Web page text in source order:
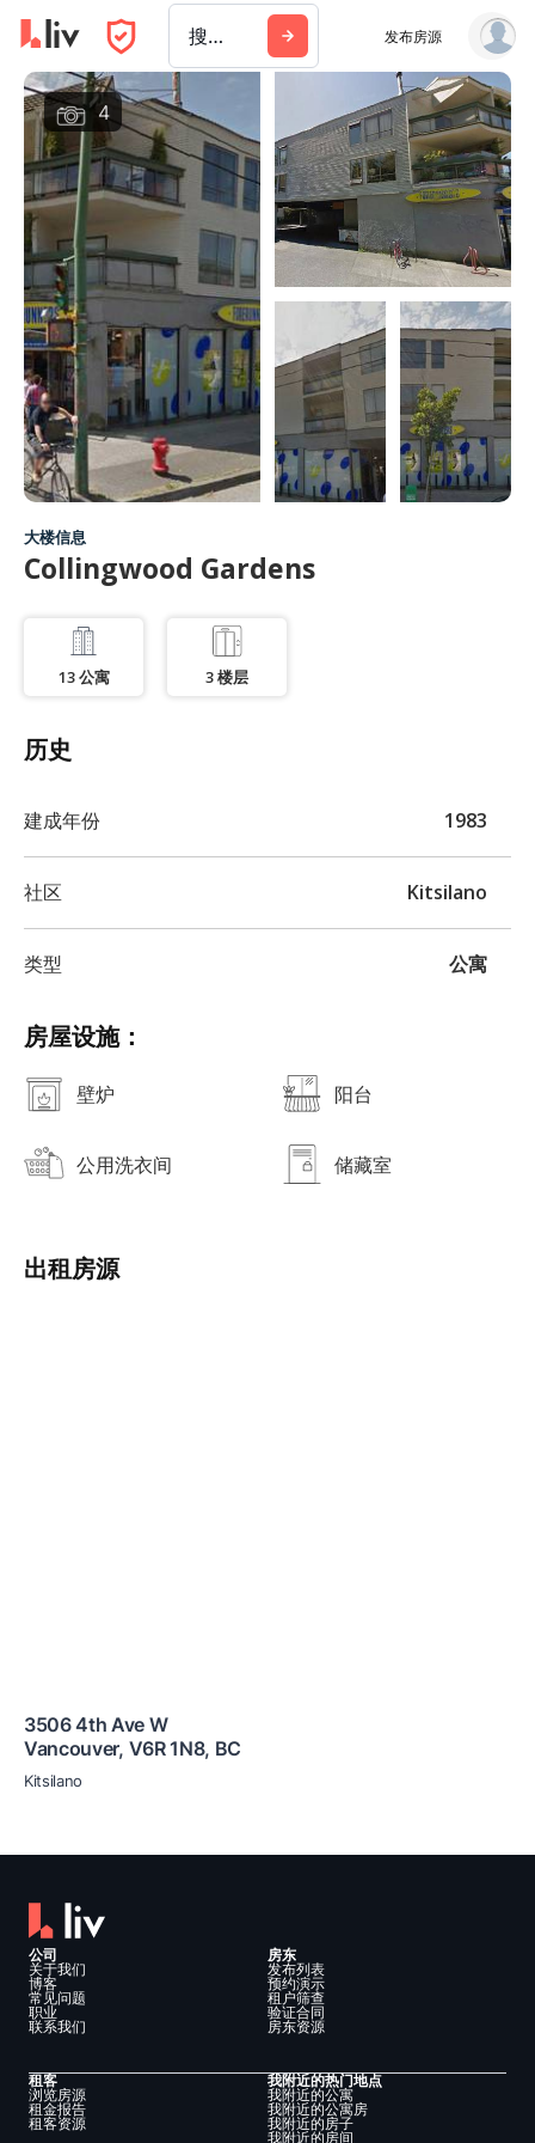
搜索城市、建筑或公司 发布房源
4
大楼信息
Collingwood Gardens
13公寓 3楼层
房屋设施：
壁炉 阳台
公用洗衣间 储藏室
出租房源
历史
建成年份 1983
社区 Kitsilano
类型 公寓
3506 4th Ave W
Vancouver, V6R 1N8, BC
Kitsilano
公司
关于我们
博客
常见问题
职业
联系我们
房东
发布列表
预约演示
租户筛查
验证合同
房东资源
租客
浏览房源
租金报告
租客资源
我附近的热门地点
我附近的公寓
我附近的公寓房
我附近的房子
我附近的房间